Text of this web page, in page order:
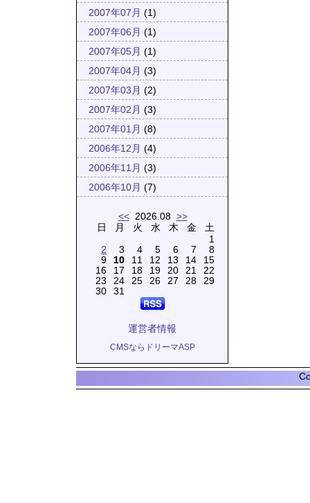
2007年07月 (1)
2007年06月 (1)
2007年05月 (1)
2007年04月 (3)
2007年03月 (2)
2007年02月 (3)
2007年01月 (8)
2006年12月 (4)
2006年11月 (3)
2006年10月 (7)
<<2026.08 >>
日
2
9
16
23
30
月
3
10
17
24
31
火
4
11
18
25
水
5
12
19
26
木
6
13
20
27
金
7
14
21
28
土
1
8
15
22
29
運営者情報
CMSならドリーマASP